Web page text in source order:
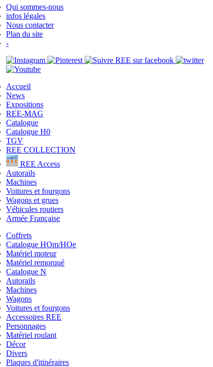
Qui sommes-nous
infos légales
Nous contacter
Plan du site
-
Accueil
News
Expositions
REE-MAG
Catalogue
Catalogue H0
TGV
REE COLLECTION
REE Access
Autorails
Machines
Voitures et fourgons
Wagons et grues
Véhicules routiers
Armée Française
Coffrets
Catalogue HOm/HOe
Matériel moteur
Matériel remorqué
Catalogue N
Autorails
Machines
Wagons
Voitures et fourgons
Accessoires REE
Personnages
Matériel roulant
Décor
Divers
Plaques d'itinéraires